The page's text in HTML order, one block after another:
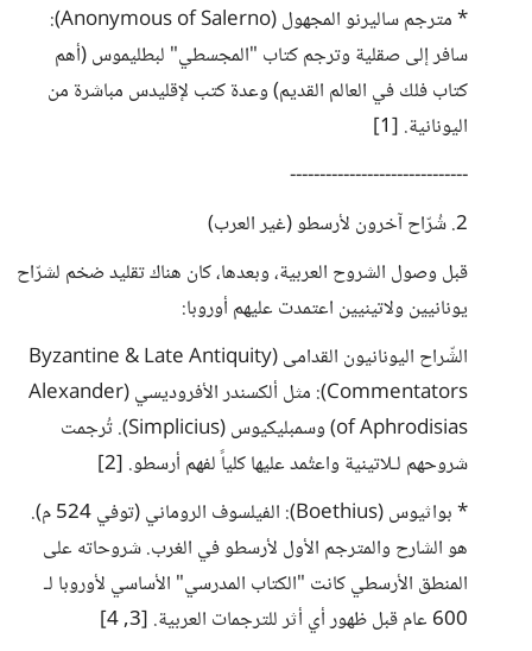
* مترجم ساليرنو المجهول (Anonymous of Salerno):
سافر إلى صقلية وترجم كتاب "المجسطي" لبطليموس (أهم
كتاب فلك في العالم القديم) وعدة كتب لإقليدس مباشرة من
اليونانية. [1]
------------------------------
2. شُرّاح آخرون لأرسطو (غير العرب)
قبل وصول الشروح العربية، وبعدها، كان هناك تقليد ضخم لشرّاح
يونانيين ولاتينيين اعتمدت عليهم أوروبا:
الشّراح اليونانيون القدامى (Byzantine & Late Antiquity
Commentators): مثل ألكسندر الأفروديسي (Alexander
of Aphrodisias) وسمبليكيوس (Simplicius). تُرجمت
شروحهم لـلاتينية واعتُمد عليها كلياً لفهم أرسطو. [2]
* بواثيوس (Boethius): الفيلسوف الروماني (توفي 524 م).
هو الشارح والمترجم الأول لأرسطو في الغرب. شروحاته على
المنطق الأرسطي كانت "الكتاب المدرسي" الأساسي لأوروبا لـ
600 عام قبل ظهور أي أثر للترجمات العربية. [3, 4]